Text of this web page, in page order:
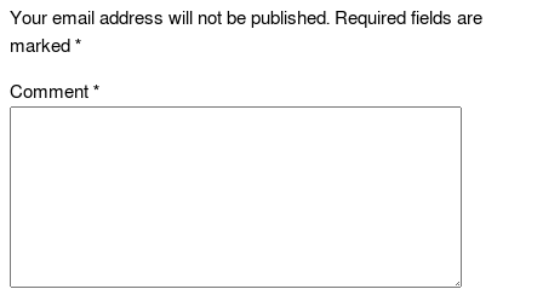
Your email address will not be published. Required fields are
marked *
Comment *